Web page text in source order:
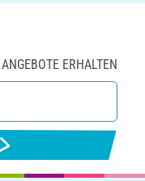
ERHALTEN